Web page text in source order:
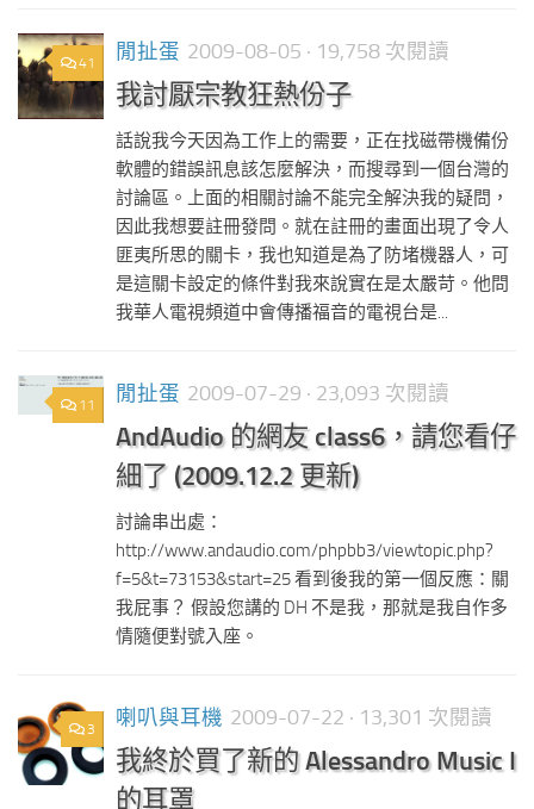
41 閒扯蛋 2009-08-05 · 19,758 次閱讀
我討厭宗教狂熱份子
話說我今天因為工作上的需要，正在找磁帶機備份
軟體的錯誤訊息該怎麼解決，而搜尋到一個台灣的
討論區。上面的相關討論不能完全解決我的疑問，
因此我想要註冊發問。就在註冊的畫面出現了令人
匪夷所思的關卡，我也知道是為了防堵機器人，可
是這關卡設定的條件對我來說實在是太嚴苛。他問
我華人電視頻道中會傳播福音的電視台是...
11 閒扯蛋 2009-07-29 · 23,093 次閱讀
AndAudio 的網友 class6，請您看仔
細了 (2009.12.2 更新)
討論串出處：
http://www.andaudio.com/phpbb3/viewtopic.php?
f=5&t=73153&start=25 看到後我的第一個反應：關
我屁事？ 假設您講的 DH 不是我，那就是我自作多
情隨便對號入座。
3 喇叭與耳機 2009-07-22 · 13,301 次閱讀
我終於買了新的 Alessandro Music I
的耳罩